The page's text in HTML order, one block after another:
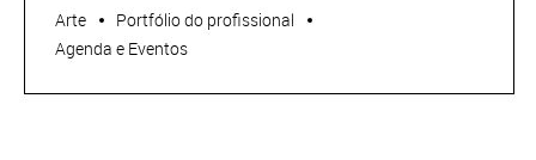
Arte
Portfólio do profissional
Agenda e Eventos